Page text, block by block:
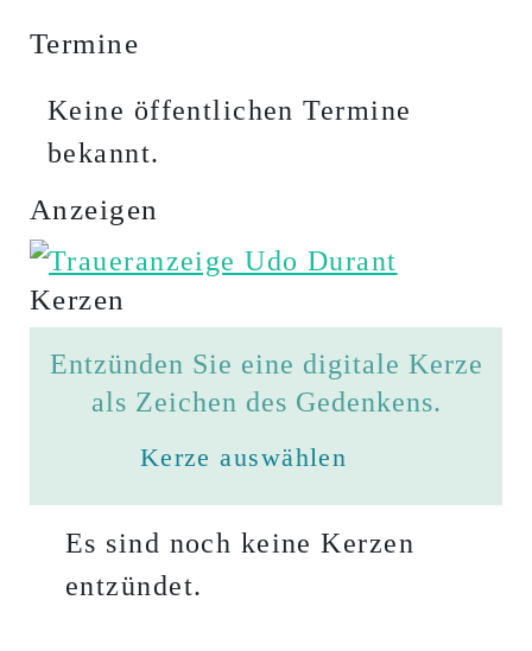
Termine
Keine öffentlichen Termine
bekannt.
Anzeigen
Kerzen
Entzünden Sie eine digitale Kerze
als Zeichen des Gedenkens.
Kerze auswählen
Es sind noch keine Kerzen
entzündet.